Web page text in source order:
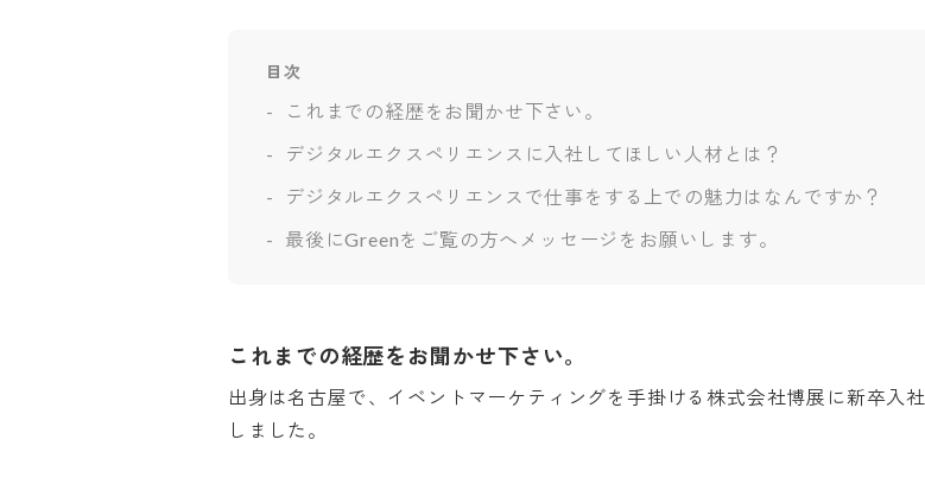
目次
これまでの経歴をお聞かせ下さい。
デジタルエクスペリエンスに入社してほしい人材とは？
デジタルエクスペリエンスで仕事をする上での魅力はなんですか？
最後にGreenをご覧の方へメッセージをお願いします。
これまでの経歴をお聞かせ下さい。
出身は名古屋で、イベントマーケティングを手掛ける株式会社博展に新卒入社
しました。